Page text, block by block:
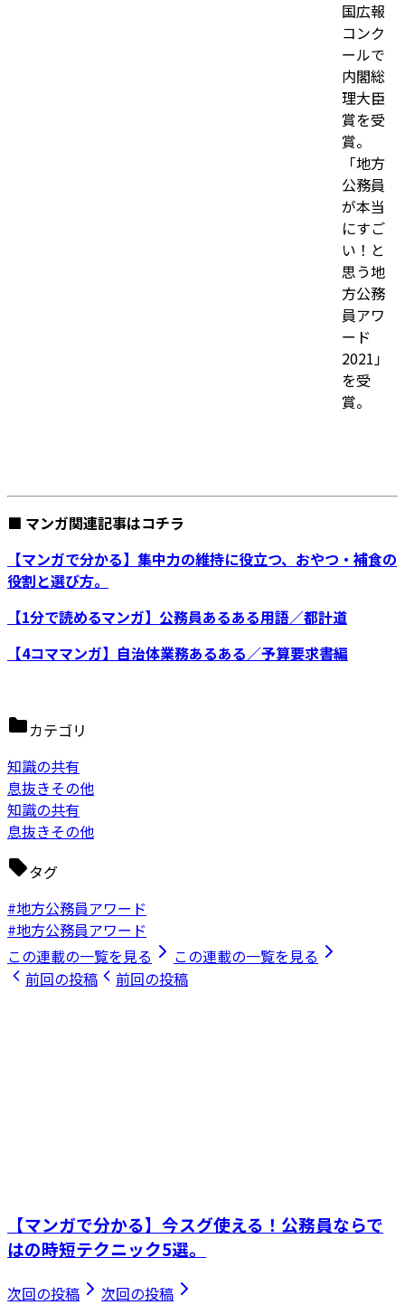
国広報
コンク
ールで
内閣総
理大臣
賞を受
賞。
「地方
公務員
が本当
にすご
い！と
思う地
方公務
員アワ
ード
2021」
を受
賞。
■ マンガ関連記事はコチラ
【マンガで分かる】集中力の維持に役立つ、おやつ・補食の
役割と選び方。
【1分で読めるマンガ】公務員あるある用語／都計道
【4コママンガ】自治体業務あるある／予算要求書編
カテゴリ
知識の共有
息抜きその他
知識の共有
息抜きその他
タグ
#地方公務員アワード
#地方公務員アワード
この連載の一覧を見る
この連載の一覧を見る
前回の投稿
前回の投稿
【マンガで分かる】今スグ使える！公務員ならで
はの時短テクニック5選。
次回の投稿 次回の投稿